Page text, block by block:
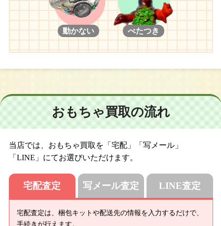
動かない べたつき
おもちゃ買取の流れ
当店では、おもちゃ買取を「宅配」「写メール」
「LINE」にてお選びいただけます。
宅配査定
宅配査定は、梱包キットや配送先の情報を入力するだけで、
手続きが行えます。
写メール査定 LINE査定